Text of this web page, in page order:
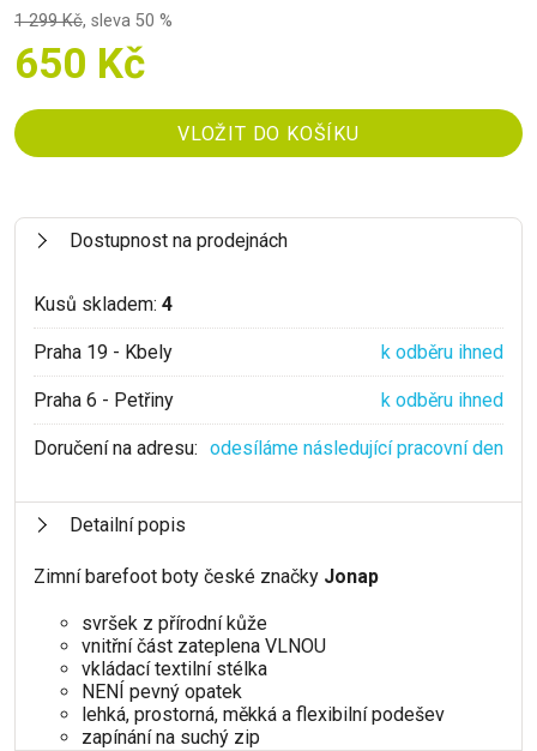
1 299 Kč, sleva 50 %
650 Kč
Dostupnost na prodejnách
Kusů skladem: 4
Praha 19 - Kbely k odběru ihned
Praha 6 - Petřiny k odběru ihned
Doručení na adresu: odesíláme následující pracovní den
Detailní popis
Zimní barefoot boty české značky Jonap
svršek z přírodní kůže
vnitřní část zateplena VLNOU
vkládací textilní stélka
NENÍ pevný opatek
lehká, prostorná, měkká a flexibilní podešev
zapínání na suchý zip